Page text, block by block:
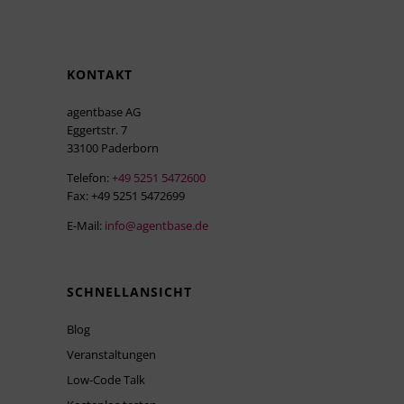
KONTAKT
agentbase AG
Eggertstr. 7
33100 Paderborn
Telefon: +49 5251 5472600
Fax: +49 5251 5472699
E-Mail: info@agentbase.de
SCHNELLANSICHT
Blog
Veranstaltungen
Low-Code Talk